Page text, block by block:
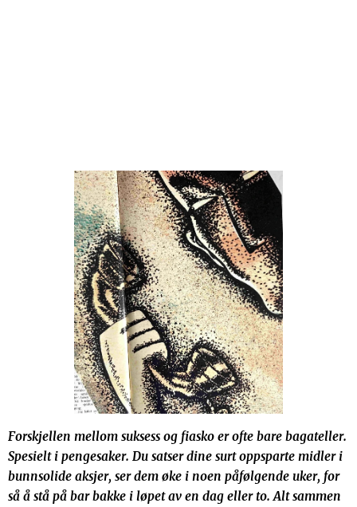
Forskjellen mellom suksess og fiasko er ofte bare bagateller.
Spesielt i pengesaker. Du satser dine surt oppsparte midler i
bunnsolide aksjer, ser dem øke i noen påfølgende uker, for
så å stå på bar bakke i løpet av en dag eller to. Alt sammen